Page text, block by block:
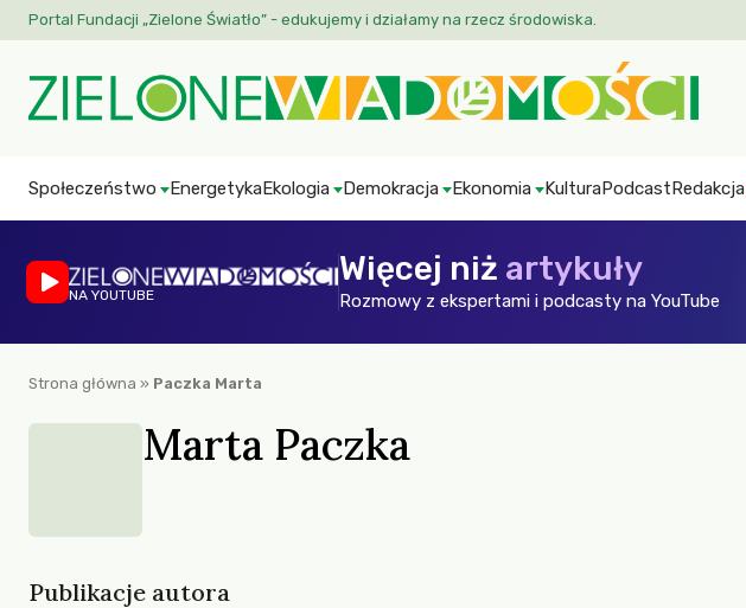
Portal Fundacji „Zielone Światło” - edukujemy i działamy na rzecz środowiska.
Społeczeństwo EnergetykaEkologia Demokracja Ekonomia KulturaPodcastRedakcja
NA YOUTUBE
Więcej niż artykuły
Rozmowy z ekspertami i podcasty na YouTube
Strona główna » Paczka Marta
Marta Paczka
Publikacje autora